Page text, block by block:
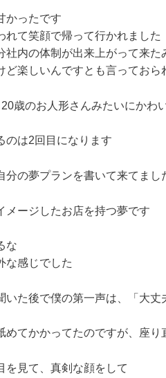
かったです
れて笑顔で帰って行かれました
社内の体制が出来上がって来た
ど楽しいんですとも言っておら
歳のお人形さんみたいにかわ
のは2回目になります
分の夢プランを書いて来てまし
メージしたお店を持つ夢です
な
な感じでした
いた後で僕の第一声は、「大丈
めてかかってたのですが、座り
を見て、真剣な顔をして